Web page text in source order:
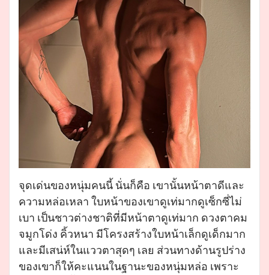
จุดเด่นของหนุ่มคนนี้ นั่นก็คือ เขานั้นหน้าตาดีและ
ความหล่อเหลา ใบหน้าของเขาดูเท่มากดูเซ็กซี่ไม่
เบา เป็นชาวต่างชาติที่มีหน้าตาดูเท่มาก ดวงตาคม
จมูกโด่ง คิ้วหนา มีโครงสร้างใบหน้าเล็กดูเด็กมาก
และมีเสน่ห์ในแววตาสุดๆ เลย ส่วนทางด้านรูปร่าง
ของเขาก็ให้คะแนนในฐานะของหนุ่มหล่อ เพราะ